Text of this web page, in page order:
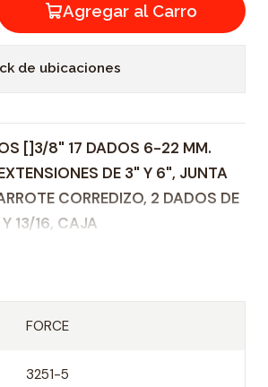
Agregar al Carro
de ubicaciones
[]3/8" 17 DADOS 6-22 MM.
DE 3" Y 6", JUNTA
CORREDIZO, 2 DADOS DE
13/16, CAJA
FORCE
3251-5